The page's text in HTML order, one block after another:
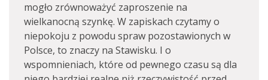
mogło zrównoważyć zaproszenie na
wielkanocną szynkę. W zapiskach czytamy o
niepokoju z powodu spraw pozostawionych w
Polsce, to znaczy na Stawisku. I o
wspomnieniach, które od pewnego czasu są dla